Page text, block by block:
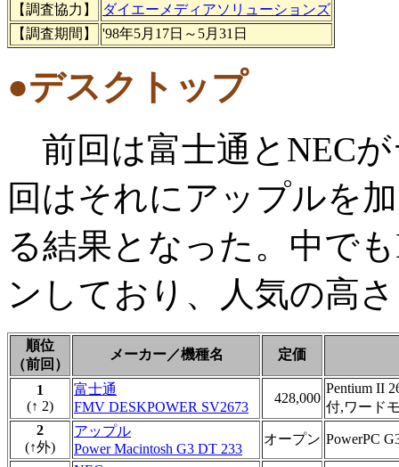
【調査協力】
ダイエーメディアソリューションズ
【調査期間】
'98年5月17日～5月31日
●デスクトップ
前回は富士通とNEC
回はそれにアップルを
る結果となった。中で
ンしており、人気の高
順位
（前回）
メーカー／機種名 定価
1
(↑ 2)
富士通
FMV DESKPOWER SV2673
428,000
Pentium II
付,ワード
2
(↑外)
アップル
Power Macintosh G3 DT 233
オープン PowerPC